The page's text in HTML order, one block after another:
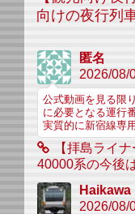
向けの夜行列
匿名
2026/08/
公式動画を見る限
に必要となる運行
実質的に新宿線専
【拝島ライ
40000系の今後
Haikawa
2026/08/